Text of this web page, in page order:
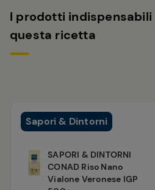
I prodotti indispensabili
questa ricetta
Sapori & Dintorni
SAPORI & DINTORNI
CONAD Riso Nano
Vialone Veronese IGP